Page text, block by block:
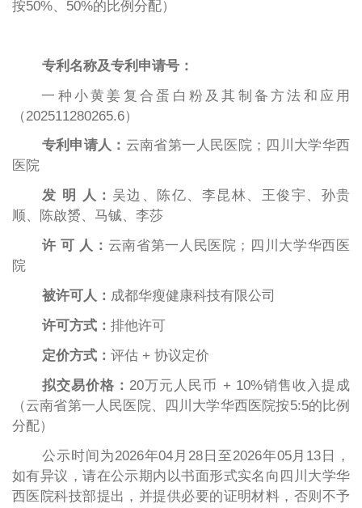
按50%、 50%的比例分配）
专利名称及专利申请号：
一种小黄姜复合蛋白粉及其制备方法和应用
（202511280265.6）
专利申请人： 云南省第一人民医院；四川大学华西
医院
发 明 人： 吴边、陈亿、李昆林、王俊宇、孙贵
顺、陈啟赟、马铖、李莎
许 可 人： 云南省第一人民医院；四川大学华西医
院
被许可人： 成都华瘦健康科技有限公司
许可方式： 排他许可
定价方式： 评估 + 协议定价
拟交易价格： 20万元人民币 + 10%销售收入提成
（云南省第一人民医院、四川大学华西医院按5:5的比例
分配）
公示时间为2026年04 月 28日至2026年05月13日，
如有异议，请在公示期内以书面形式实名向四川大学华
西医院科技部提出，并提供必要的证明材料，否则不予